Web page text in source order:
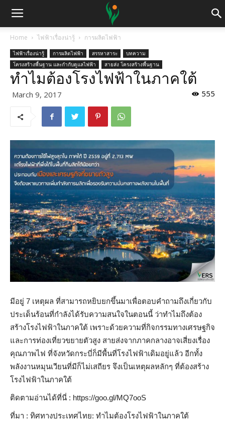
Home ไฟฟ้าเรื่องน่ารู้ การผลิตไฟฟ้า
ไฟฟ้าเรื่องน่ารู้ การผลิตไฟฟ้า สรรหาสาระ
บทความ
โครงสร้างพื้นฐาน และกำกับดูแลไฟฟ้า
สายส่ง โครงสร้างพื้นฐาน
ทำไมต้องโรงไฟฟ้าในภาคใต้
March 9, 2017 555
มีอยู่ 7 เหตุผล ที่สามารถหยิบยกขึ้นมาเพื่อตอบคำถามถึงเกี่ยวกับ
ประเด็นร้อนที่กำลังได้รับความสนใจในตอนนี้ ว่าทำไมถึงต้อง
สร้างโรงไฟฟ้าในภาคใต้ เพราะด้วยความที่กิจกรรมทางเศรษฐกิจ
และการท่องเที่ยวขยายตัวสูง สายส่งจากภาคกลางอาจเสี่ยงเรื่อง
คุณภาพไฟ ที่จังหวัดกระบี่ก็มีพื้นที่โรงไฟฟ้าเดิมอยู่แล้ว อีกทั้ง
พลังงานหมุนเวียนที่มีก็ไม่เสถียร จึงเป็นเหตุผลหลักๆ ที่ต้องสร้าง
โรงไฟฟ้าในภาคใต้
ติดตามอ่านได้ที่นี่ : https://goo.gl/MQ7ooS
ที่มา : ทิศทางประเทศไทย: ทำไมต้องโรงไฟฟ้าในภาคใต้